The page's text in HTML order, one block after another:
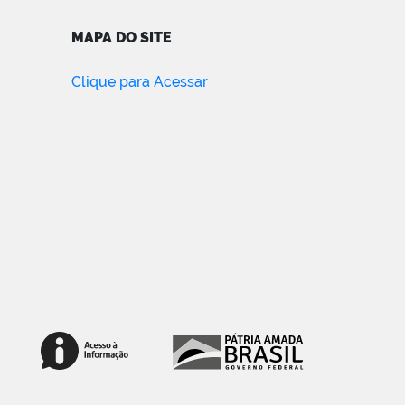
MAPA DO SITE
Clique para Acessar